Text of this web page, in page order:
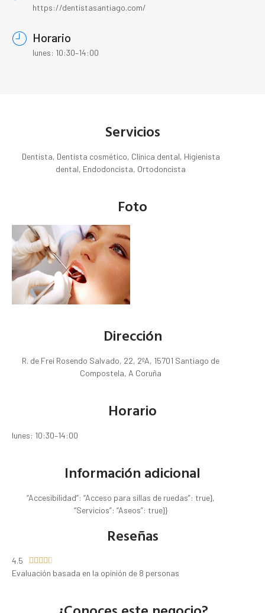
https://dentistasantiago.com/
Horario
lunes: 10:30–14:00
Servicios
Dentista, Dentista cosmético, Clínica dental, Higienista
dental, Endodoncista, Ortodoncista
Foto
Dirección
R. de Frei Rosendo Salvado, 22, 2ºA, 15701 Santiago de
Compostela, A Coruña
Horario
lunes: 10:30–14:00
Información adicional
“Accesibilidad”: “Acceso para sillas de ruedas”: true},
“Servicios”: “Aseos”: true}}
Reseñas
4.5 
Evaluación basada en la opinión de 8 personas